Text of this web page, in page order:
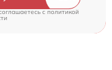
cполитикой